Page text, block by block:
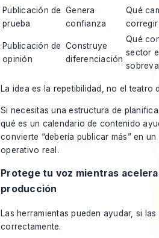
Publicación de
prueba
Genera
confianza
Qué
corregir
Publicación de
opinión
Construye
diferenciación
Qué
sector
La idea es la repetibilidad, no el teatro
Si necesitas una estructura de
qué es un calendario de contenido
convierte “debería publicar más” en un
operativo real.
Protege tu voz mientras
producción
Las herramientas pueden ayudar, si las
correctamente.